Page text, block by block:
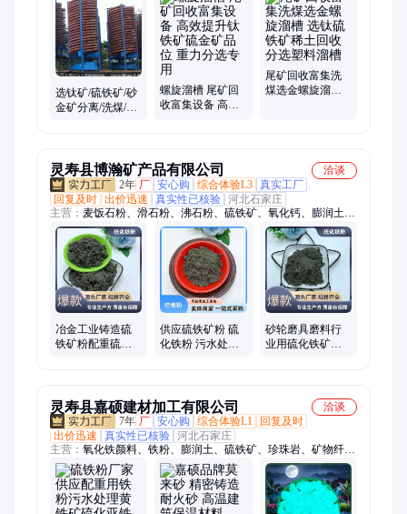
给料机、擦洗机、皮带输送机、跳汰机、离心机、圆振筛、直线
筛、轮斗洗沙机、鄂式破碎机、锤式破碎机、浓密机
选钛矿/硫铁矿/砂
金矿分离/洗煤/稀
螺旋溜槽 尾矿回
收富集设备 高效
尾矿回收富集洗
煤选金螺旋溜槽
灵寿县博瀚矿产品有限公司
洽谈
2年 厂 安心购 综合体验L3 真实工厂
回复及时 出价迅速 真实性已核验 河北石家庄
主营： 麦饭石粉、滑石粉、沸石粉、硫铁矿、氧化钙、膨润土、
白云石粉、橡胶粉、石英粉、硅微粉、碳酸钙、石墨、硅藻土、
抗菌粉、氢氧化钙、消石灰、陶土、活性白土、金刚砂、木粉、
磁粉、海泡石粉、二氧化硅、高岭土、负离子粉
冶金工业铸造硫
铁矿粉配重硫铁
供应硫铁矿粉 硫
化铁粉 污水处理
砂轮磨具磨料行
业用硫化铁矿粉
灵寿县嘉硕建材加工有限公司
洽谈
7年 厂 安心购 综合体验L1
回复及时
出价迅速
真实性已核验 河北石家庄
主营： 氧化铁颜料、铁粉、膨润土、硫铁矿、珍珠岩、矿物纤
维、木质纤维、硅酸铝纤维、海泡石纤维、云母粉